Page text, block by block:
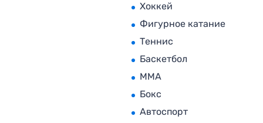
Хоккей
Фигурное катание
Теннис
Баскетбол
MMA
Бокс
Автоспорт